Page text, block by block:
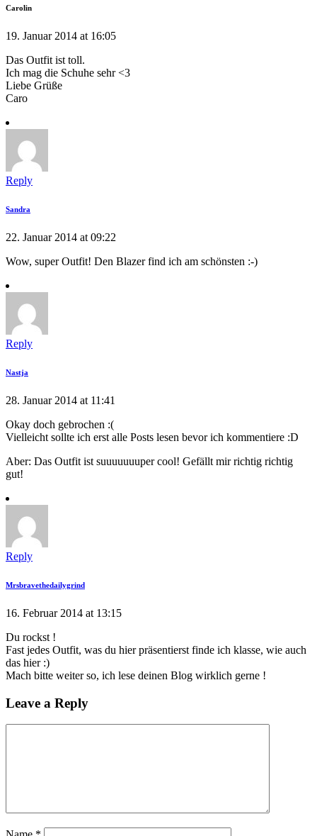
Carolin
19. Januar 2014 at 16:05
Das Outfit ist toll.
Ich mag die Schuhe sehr <3
Liebe Grüße
Caro
Reply
Sandra
22. Januar 2014 at 09:22
Wow, super Outfit! Den Blazer find ich am schönsten :-)
Reply
Nastja
28. Januar 2014 at 11:41
Okay doch gebrochen :(
Vielleicht sollte ich erst alle Posts lesen bevor ich kommentiere :D
Aber: Das Outfit ist suuuuuuuper cool! Gefällt mir richtig richtig
gut!
Reply
Mrsbravethedailygrind
16. Februar 2014 at 13:15
Du rockst !
Fast jedes Outfit, was du hier präsentierst finde ich klasse, wie auch
das hier :)
Mach bitte weiter so, ich lese deinen Blog wirklich gerne !
Leave a Reply